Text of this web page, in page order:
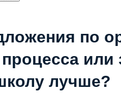
по
или
лучше?